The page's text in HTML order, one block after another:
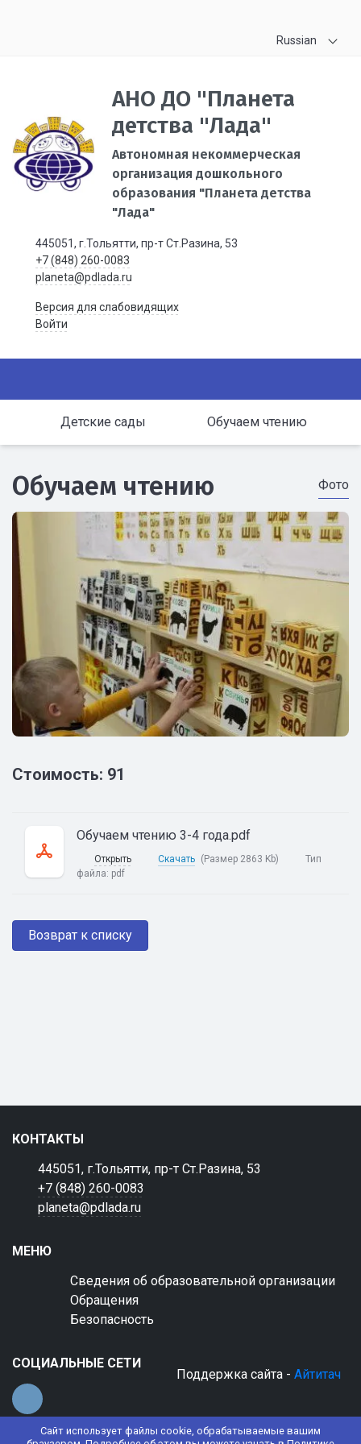
Сайт использует файлы cookie, обрабатываемые вашим
Russian
АНО ДО "Планета
детства "Лада"
Автономная некоммерческая
организация дошкольного
образования "Планета детства
"Лада"
445051, г.Тольятти, пр-т Ст.Разина, 53
+7 (848) 260-0083
planeta@pdlada.ru
Версия для слабовидящих
Войти
Детские сады Обучаем чтению
Обучаем чтению Фото
Стоимость: 91
Обучаем чтению 3-4 года.pdf
Открыть Скачать (Размер 2863 Kb)
Тип
файла: pdf
Возврат к списку
КОНТАКТЫ
445051, г.Тольятти, пр-т Ст.Разина, 53
+7 (848) 260-0083
planeta@pdlada.ru
МЕНЮ
Сведения об образовательной организации
Обращения
Безопасность
СОЦИАЛЬНЫЕ СЕТИ
Поддержка сайта - Айтитач